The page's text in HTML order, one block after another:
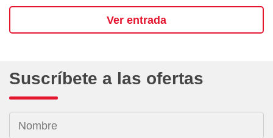
Ver entrada
Suscríbete a las ofertas
Nombre